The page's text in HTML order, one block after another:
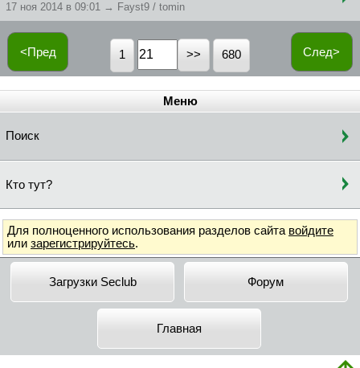
17 ноя 2014 в 09:01 → Fayst9 / tomin
<Пред След>
1 680
Меню
Поиск
Кто тут?
Для полноценного использования разделов сайта войдите
или зарегистрируйтесь.
Загрузки Seclub Форум
Главная